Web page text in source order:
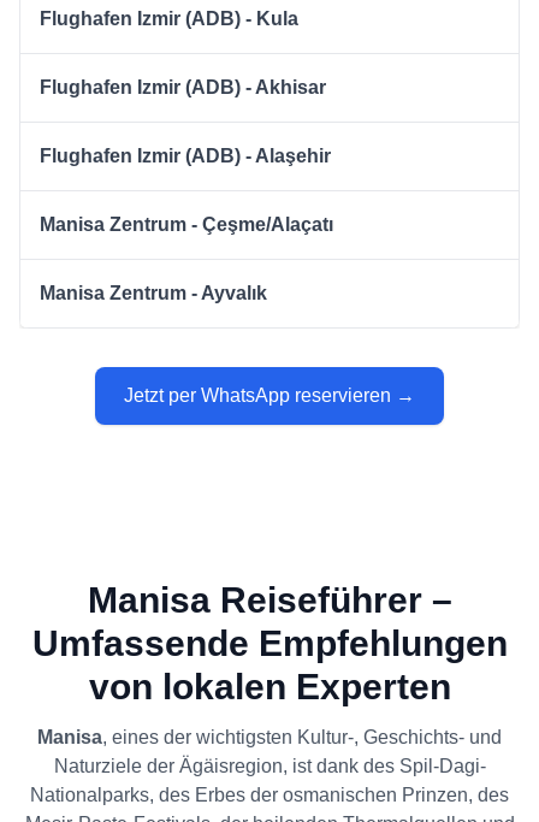
Flughafen Izmir (ADB) - Kula
Flughafen Izmir (ADB) - Akhisar
Flughafen Izmir (ADB) - Alaşehir
Manisa Zentrum - Çeşme/Alaçatı
Manisa Zentrum - Ayvalık
Jetzt per WhatsApp reservieren →
Manisa Reiseführer –
Umfassende Empfehlungen
von lokalen Experten
Manisa, eines der wichtigsten Kultur-, Geschichts- und
Naturziele der Ägäisregion, ist dank des Spil-Dagi-
Nationalparks, des Erbes der osmanischen Prinzen, des